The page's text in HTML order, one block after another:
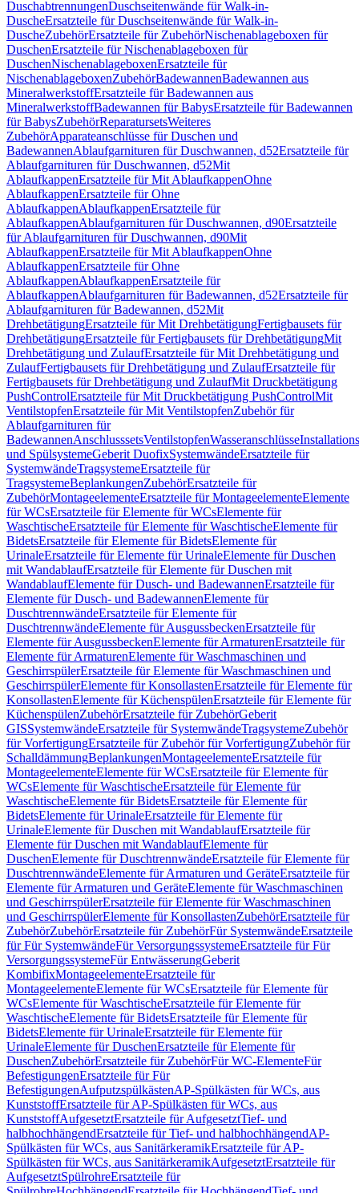
DuschabtrennungenDuschseitenwände für Walk-in-
DuscheErsatzteile für Duschseitenwände für Walk-in-
DuscheZubehörErsatzteile für ZubehörNischenablageboxen für
DuschenErsatzteile für Nischenablageboxen für
DuschenNischenablageboxenErsatzteile für
NischenablageboxenZubehörBadewannenBadewannen aus
MineralwerkstoffErsatzteile für Badewannen aus
MineralwerkstoffBadewannen für BabysErsatzteile für Badewannen
für BabysZubehörReparatursetsWeiteres
ZubehörApparateanschlüsse für Duschen und
BadewannenAblaufgarnituren für Duschwannen, d52Ersatzteile für
Ablaufgarnituren für Duschwannen, d52Mit
AblaufkappenErsatzteile für Mit AblaufkappenOhne
AblaufkappenErsatzteile für Ohne
AblaufkappenAblaufkappenErsatzteile für
AblaufkappenAblaufgarnituren für Duschwannen, d90Ersatzteile
für Ablaufgarnituren für Duschwannen, d90Mit
AblaufkappenErsatzteile für Mit AblaufkappenOhne
AblaufkappenErsatzteile für Ohne
AblaufkappenAblaufkappenErsatzteile für
AblaufkappenAblaufgarnituren für Badewannen, d52Ersatzteile für
Ablaufgarnituren für Badewannen, d52Mit
DrehbetätigungErsatzteile für Mit DrehbetätigungFertigbausets für
DrehbetätigungErsatzteile für Fertigbausets für DrehbetätigungMit
Drehbetätigung und ZulaufErsatzteile für Mit Drehbetätigung und
ZulaufFertigbausets für Drehbetätigung und ZulaufErsatzteile für
Fertigbausets für Drehbetätigung und ZulaufMit Druckbetätigung
PushControlErsatzteile für Mit Druckbetätigung PushControlMit
VentilstopfenErsatzteile für Mit VentilstopfenZubehör für
Ablaufgarnituren für
BadewannenAnschlusssetsVentilstopfenWasseranschlüsse
und SpülsystemeGeberit DuofixSystemwändeErsatzteile für
SystemwändeTragsystemeErsatzteile für
TragsystemeBeplankungenZubehörErsatzteile für
ZubehörMontageelementeErsatzteile für MontageelementeElemente
für WCsErsatzteile für Elemente für WCsElemente für
WaschtischeErsatzteile für Elemente für WaschtischeElemente für
BidetsErsatzteile für Elemente für BidetsElemente für
UrinaleErsatzteile für Elemente für UrinaleElemente für Duschen
mit WandablaufErsatzteile für Elemente für Duschen mit
WandablaufElemente für Dusch- und BadewannenErsatzteile für
Elemente für Dusch- und BadewannenElemente für
DuschtrennwändeErsatzteile für Elemente für
DuschtrennwändeElemente für AusgussbeckenErsatzteile für
Elemente für AusgussbeckenElemente für ArmaturenErsatzteile für
Elemente für ArmaturenElemente für Waschmaschinen und
GeschirrspülerErsatzteile für Elemente für Waschmaschinen und
GeschirrspülerElemente für KonsollastenErsatzteile für Elemente für
KonsollastenElemente für KüchenspülenErsatzteile für Elemente für
KüchenspülenZubehörErsatzteile für ZubehörGeberit
GISSystemwändeErsatzteile für SystemwändeTragsystemeZubehör
für VorfertigungErsatzteile für Zubehör für VorfertigungZubehör für
SchalldämmungBeplankungenMontageelementeErsatzteile für
MontageelementeElemente für WCsErsatzteile für Elemente für
WCsElemente für WaschtischeErsatzteile für Elemente für
WaschtischeElemente für BidetsErsatzteile für Elemente für
BidetsElemente für UrinaleErsatzteile für Elemente für
UrinaleElemente für Duschen mit WandablaufErsatzteile für
Elemente für Duschen mit WandablaufElemente für
DuschenElemente für DuschtrennwändeErsatzteile für Elemente für
DuschtrennwändeElemente für Armaturen und GeräteErsatzteile für
Elemente für Armaturen und GeräteElemente für Waschmaschinen
und GeschirrspülerErsatzteile für Elemente für Waschmaschinen
und GeschirrspülerElemente für KonsollastenZubehörErsatzteile für
ZubehörZubehörErsatzteile für ZubehörFür SystemwändeErsatzteile
für Für SystemwändeFür VersorgungssystemeErsatzteile für Für
VersorgungssystemeFür EntwässerungGeberit
KombifixMontageelementeErsatzteile für
MontageelementeElemente für WCsErsatzteile für Elemente für
WCsElemente für WaschtischeErsatzteile für Elemente für
WaschtischeElemente für BidetsErsatzteile für Elemente für
BidetsElemente für UrinaleErsatzteile für Elemente für
UrinaleElemente für DuschenErsatzteile für Elemente für
DuschenZubehörErsatzteile für ZubehörFür WC-ElementeFür
BefestigungenErsatzteile für Für
BefestigungenAufputzspülkästenAP-Spülkästen für WCs, aus
KunststoffErsatzteile für AP-Spülkästen für WCs, aus
KunststoffAufgesetztErsatzteile für AufgesetztTief- und
halbhochhängendErsatzteile für Tief- und halbhochhängendAP-
Spülkästen für WCs, aus SanitärkeramikErsatzteile für AP-
Spülkästen für WCs, aus SanitärkeramikAufgesetztErsatzteile für
AufgesetztSpülrohreErsatzteile für